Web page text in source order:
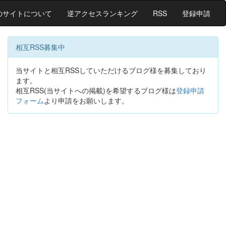
サイトについて 逆アクセスランキング RSS 登録申請
相互RSS募集中
当サイトと相互RSSしていただけるブログ様を募集しており
ます。
相互RSS(当サイトへの掲載)を希望するブログ様は登録申請
フォームより申請をお願いします。